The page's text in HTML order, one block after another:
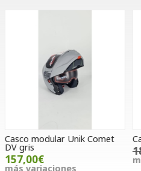
Cazadora OJ Active J170
189,00€
más variaciones